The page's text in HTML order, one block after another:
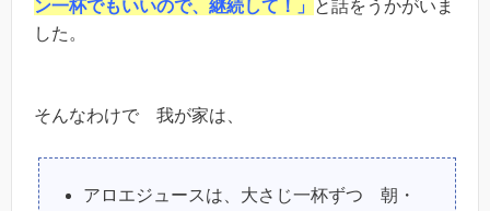
ン一杯でもいいので、継続して！」
と話をうかがいま
した。
そんなわけで 我が家は、
アロエジュースは、大さじ一杯ずつ 朝・